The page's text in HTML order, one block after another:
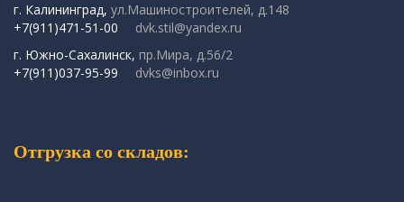
г. Калининград, ул.Машиностроителей, д.148
+7(911)471-51-00
dvk.stil@yandex.ru
г. Южно-Сахалинск, пр.Мира, д.56/2
+7(911)037-95-99
dvks@inbox.ru
Отгрузка со складов: